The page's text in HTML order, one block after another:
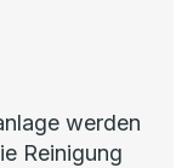
werden
Reinigung